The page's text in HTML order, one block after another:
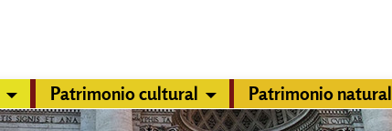
Patrimonio cultural Patrimonio natural